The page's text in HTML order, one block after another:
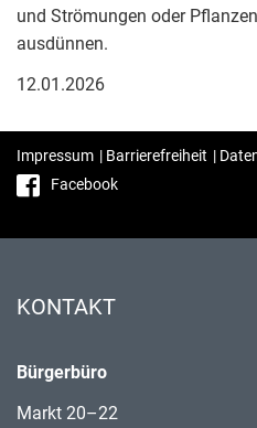
und Strömungen oder
ausdünnen.
12.01.2026
Impressum | Barrierefreiheit |
Facebook
KONTAKT
Bürgerbüro
Markt 20–22